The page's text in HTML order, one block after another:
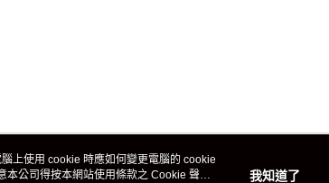
客服資訊 官
上使用 cookie 時應如何變更電腦的 cookie
本公司得按本網站使用條款之 Cookie 聲明 我知道了